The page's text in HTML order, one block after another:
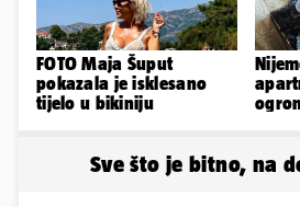
FOTO Maja Šuput
pokazala je isklesano
tijelo u bikiniju
Sve što je bitno, na